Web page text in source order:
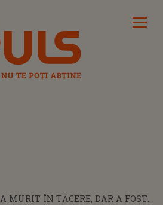
A MURIT ÎN TĂCERE, DAR A FOST